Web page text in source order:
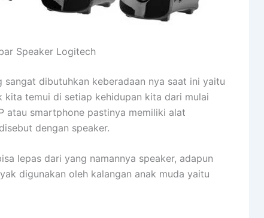
Speaker Logitech
dibutuhkan keberadaan nya saat ini yaitu
kita temui di setiap kehidupan kita dari mulai
atau smartphone pastinya memiliki alat
dengan speaker.
lepas dari yang namannya speaker, adapun
digunakan oleh kalangan anak muda yaitu